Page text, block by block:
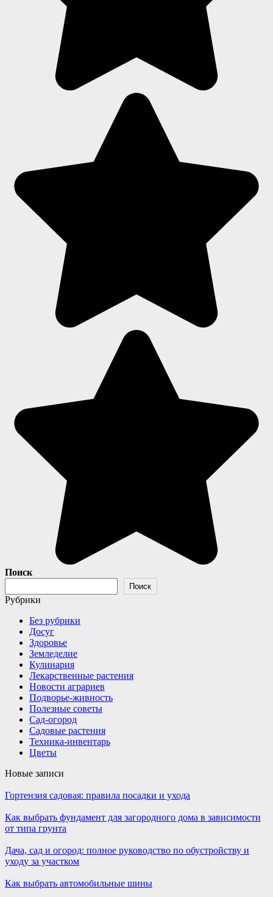
Поиск
Поиск
Рубрики
Без рубрики
Досуг
Здоровье
Земледелие
Кулинария
Лекарственные растения
Новости аграриев
Подворье-живность
Полезные советы
Сад-огород
Садовые растения
Техника-инвентарь
Цветы
Новые записи
Гортензия садовая: правила посадки и ухода
Как выбрать фундамент для загородного дома в зависимости
от типа грунта
Дача, сад и огород: полное руководство по обустройству и
уходу за участком
Как выбрать автомобильные шины